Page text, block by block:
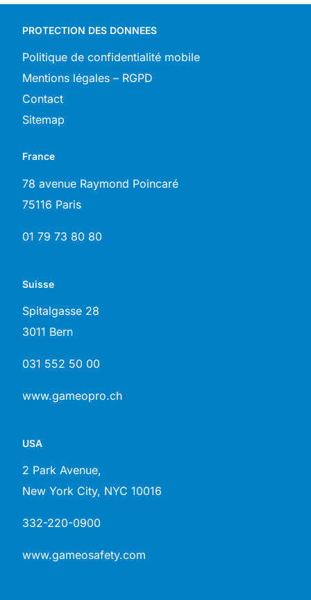
PROTECTION DES DONNEES
Politique de confidentialité mobile
Mentions légales – RGPD
Contact
Sitemap
France
78 avenue Raymond Poincaré
75116 Paris
01 79 73 80 80
Suisse
Spitalgasse 28
3011 Bern
031 552 50 00
www.gameopro.ch
USA
2 Park Avenue,
New York City, NYC 10016
332-220-0900
www.gameosafety.com